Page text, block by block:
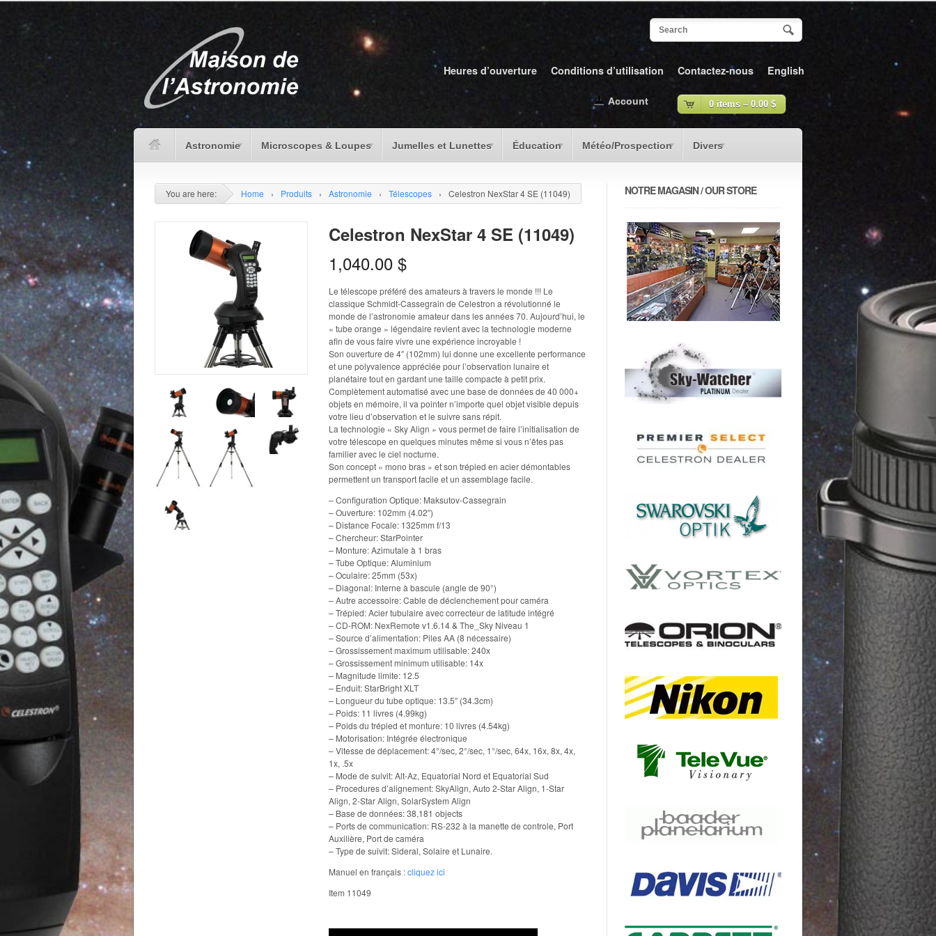
Heures d’ouverture Conditions d’utilisation Contactez-nous English
Astronomie Microscopes & Loupes Jumelles et Lunettes Éducation Météo/Prospection Divers
0 items – 0.00 $
Account
You are here: Home › Produits › Astronomie › Télescopes › Celestron NexStar 4 SE (11049)
Celestron NexStar 4 SE (11049)
1,040.00 $
Le télescope préféré des amateurs à travers le monde !!! Le
classique Schmidt-Cassegrain de Celestron a révolutionné le
monde de l’astronomie amateur dans les années 70. Aujourd’hui, le
« tube orange » légendaire revient avec la technologie moderne
afin de vous faire vivre une expérience incroyable !
Son ouverture de 4″ (102mm) lui donne une excellente performance
et une polyvalence appréciée pour l’observation lunaire et
planétaire tout en gardant une taille compacte à petit prix.
Complètement automatisé avec une base de données de 40 000+
objets en mémoire, il va pointer n’importe quel objet visible depuis
votre lieu d’observation et le suivre sans répit.
La technologie « Sky Align » vous permet de faire l’initialisation de
votre télescope en quelques minutes même si vous n’êtes pas
familier avec le ciel nocturne.
Son concept « mono bras » et son trépied en acier démontables
permettent un transport facile et un assemblage facile.
– Configuration Optique: Maksutov-Cassegrain
– Ouverture: 102mm (4.02″)
– Distance Focale: 1325mm f/13
– Chercheur: StarPointer
– Monture: Azimutale à 1 bras
– Tube Optique: Aluminium
– Oculaire: 25mm (53x)
– Diagonal: Interne à bascule (angle de 90°)
– Autre accessoire: Cable de déclenchement pour caméra
– Trépied: Acier tubulaire avec correcteur de latitude intégré
– CD-ROM: NexRemote v1.6.14 & The_Sky Niveau 1
– Source d’alimentation: Piles AA (8 nécessaire)
– Grossissement maximum utilisable: 240x
– Grossissement minimum utilisable: 14x
– Magnitude limite: 12.5
– Enduit: StarBright XLT
– Longueur du tube optique: 13.5″ (34.3cm)
– Poids: 11 livres (4.99kg)
– Poids du trépied et monture: 10 livres (4.54kg)
– Motorisation: Intégrée électronique
– Vitesse de déplacement: 4°/sec, 2°/sec, 1°/sec, 64x, 16x, 8x, 4x,
1x, .5x
– Mode de suivit: Alt-Az, Equatorial Nord et Equatorial Sud
– Procedures d’alignement: SkyAlign, Auto 2-Star Align, 1-Star
Align, 2-Star Align, SolarSystem Align
– Base de données: 38,181 objects
– Ports de communication: RS-232 à la manette de controle, Port
Auxilière, Port de caméra
– Type de suivit: Sideral, Solaire et Lunaire.
Manuel en français :cliquez ici
Item 11049
NOTRE MAGASIN / OUR STORE